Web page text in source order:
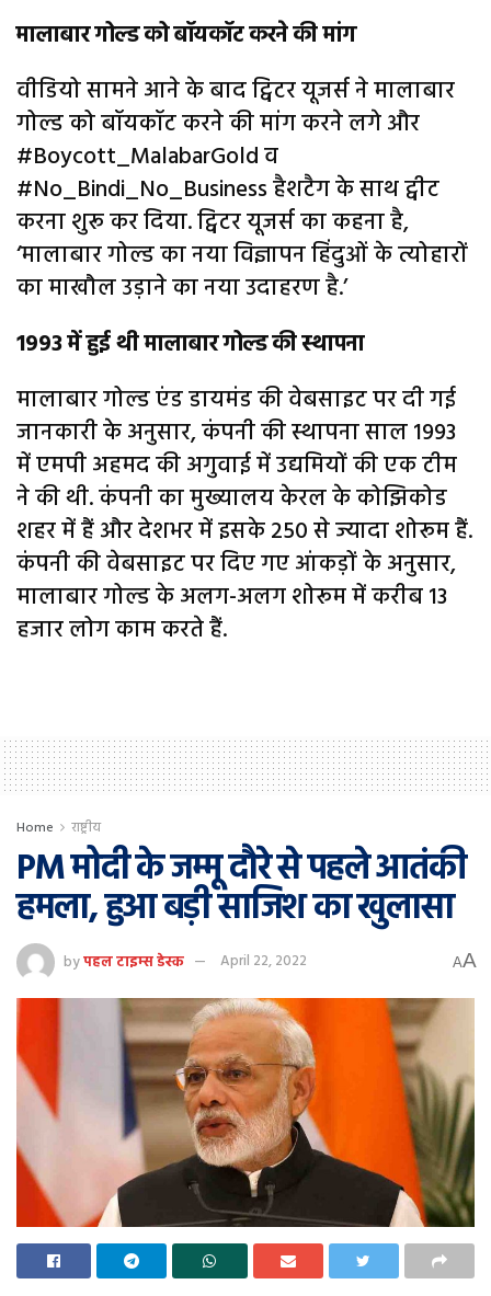
मालाबार गोल्ड को बॉयकॉट करने की मांग
वीडियो सामने आने के बाद ट्विटर यूजर्स ने मालाबार
गोल्ड को बॉयकॉट करने की मांग करने लगे और
#Boycott_MalabarGold व
#No_Bindi_No_Business हैशटैग के साथ ट्वीट
करना शुरू कर दिया. ट्विटर यूजर्स का कहना है,
‘मालाबार गोल्ड का नया विज्ञापन हिंदुओं के त्योहारों
का माखौल उड़ाने का नया उदाहरण है.’
1993 में हुई थी मालाबार गोल्ड की स्थापना
मालाबार गोल्ड एंड डायमंड की वेबसाइट पर दी गई
जानकारी के अनुसार, कंपनी की स्थापना साल 1993
में एमपी अहमद की अगुवाई में उद्यमियों की एक टीम
ने की थी. कंपनी का मुख्यालय केरल के कोझिकोड
शहर में हैं और देशभर में इसके 250 से ज्यादा शोरूम हैं.
कंपनी की वेबसाइट पर दिए गए आंकड़ों के अनुसार,
मालाबार गोल्ड के अलग-अलग शोरूम में करीब 13
हजार लोग काम करते हैं.
Home राष्ट्रीय
PM मोदी के जम्मू दौरे से पहले आतंकी
हमला, हुआ बड़ी साजिश का खुलासा
byपहल टाइम्स डेस्क April 22, 2022 AA